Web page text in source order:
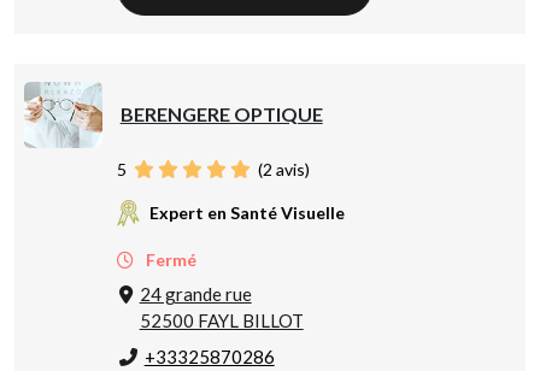
BERENGERE OPTIQUE
5 (2 avis)
Expert en Santé Visuelle
Fermé
24 grande rue
52500 FAYL BILLOT
+33325870286